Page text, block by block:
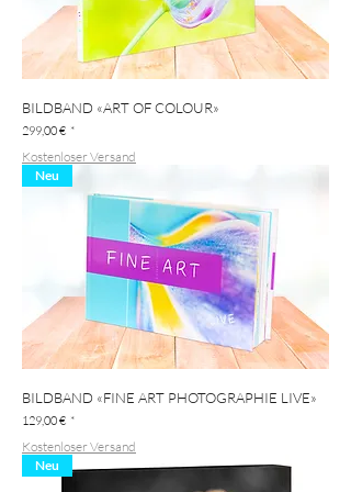
BILDBAND «ART OF COLOUR»
Preis
299,00 €
Kostenloser Versand
Neu
BILDBAND «FINE ART PHOTOGRAPHIE LIVE»
Preis
129,00 €
Kostenloser Versand
Neu